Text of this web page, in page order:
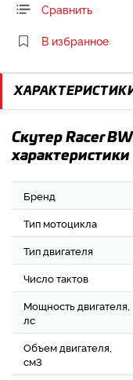
Сравнить
В избранное
Скутер Racer
характеристики
Бренд
Тип мотоцикла
Тип двигателя
Число тактов
Мощность двигателя,
лс
Объем двигателя,
см3